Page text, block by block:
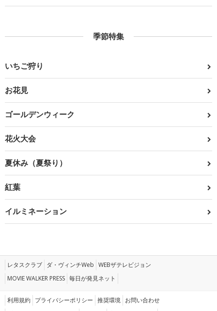
季節特集
いちご狩り
お花見
ゴールデンウィーク
花火大会
夏休み（夏祭り）
紅葉
イルミネーション
レタスクラブ ダ・ヴィンチWeb WEBザテレビジョン
MOVIE WALKER PRESS 毎日が発見ネット
利用規約 プライバシーポリシー 推奨環境 お問い合わせ